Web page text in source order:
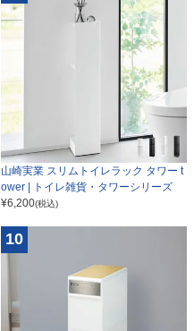
山崎実業 スリムトイレラック タワー t
ower | トイレ雑貨・タワーシリーズ
¥6,200(税込)
10